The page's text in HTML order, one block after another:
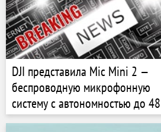
DJI представила Mic Mini 2 —
беспроводную микрофонную
систему с автономностью до 48
часов